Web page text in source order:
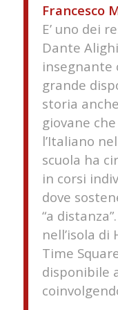
Francesco
E’ uno dei
Dante
insegnante
grande
storia
giovane
l’Italiano
scuola ha
in corsi
dove
“a
nell’isola
Time
disponibile